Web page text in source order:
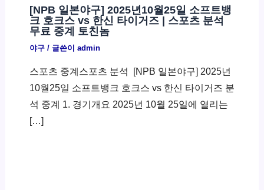
[NPB 일본야구] 2025년10월25일 소프트뱅
크 호크스 vs 한신 타이거즈 | 스포츠 분석
무료 중계 토친놈
야구/ 글쓴이 admin
스포츠 중계스포츠 분석 ​ [NPB 일본야구] 2025년
10월25일 소프트뱅크 호크스 vs 한신 타이거즈 분
석 중계 1. 경기개요 2025년 10월 25일에 열리는
[…]